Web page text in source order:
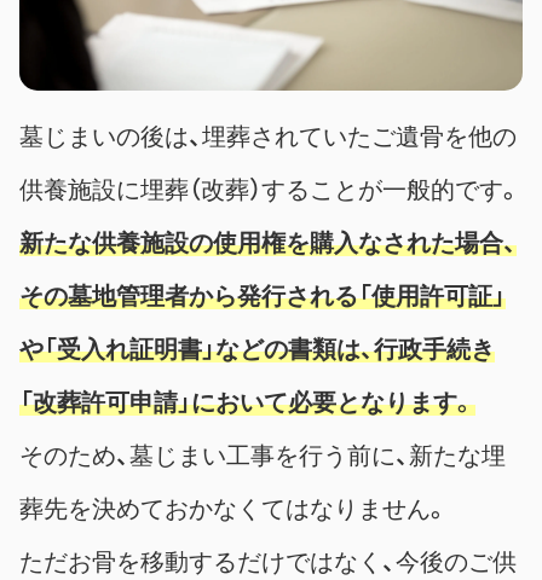
墓じまいの後は、埋葬されていたご遺骨を他の
供養施設に埋葬（改葬）することが一般的です。
新たな供養施設の使用権を購入なされた場合、
その墓地管理者から発行される「使用許可証」
や「受入れ証明書」などの書類は、行政手続き
「改葬許可申請」において必要となります。
そのため、墓じまい工事を行う前に、新たな埋
葬先を決めておかなくてはなりません。
ただお骨を移動するだけではなく、今後のご供